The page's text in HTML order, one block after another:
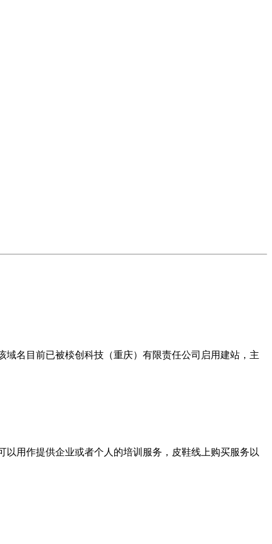
域名目前已被棪创科技（重庆）有限责任公司启用建站，主
以用作提供企业或者个人的培训服务，皮鞋线上购买服务以